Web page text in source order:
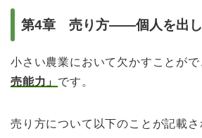
第4章 売り方――個人を出し
小さい農業において欠かすことがで
売能力」 です。
売り方について以下のことが記載さ